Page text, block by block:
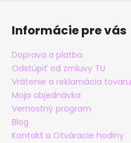
Informácie pre vás
Doprava a platba
Odstúpiť od zmluvy TU
Vrátenie a reklamácia tovaru
Moja objednávka
Vernostný program
Blog
Kontakt a Otváracie hodiny